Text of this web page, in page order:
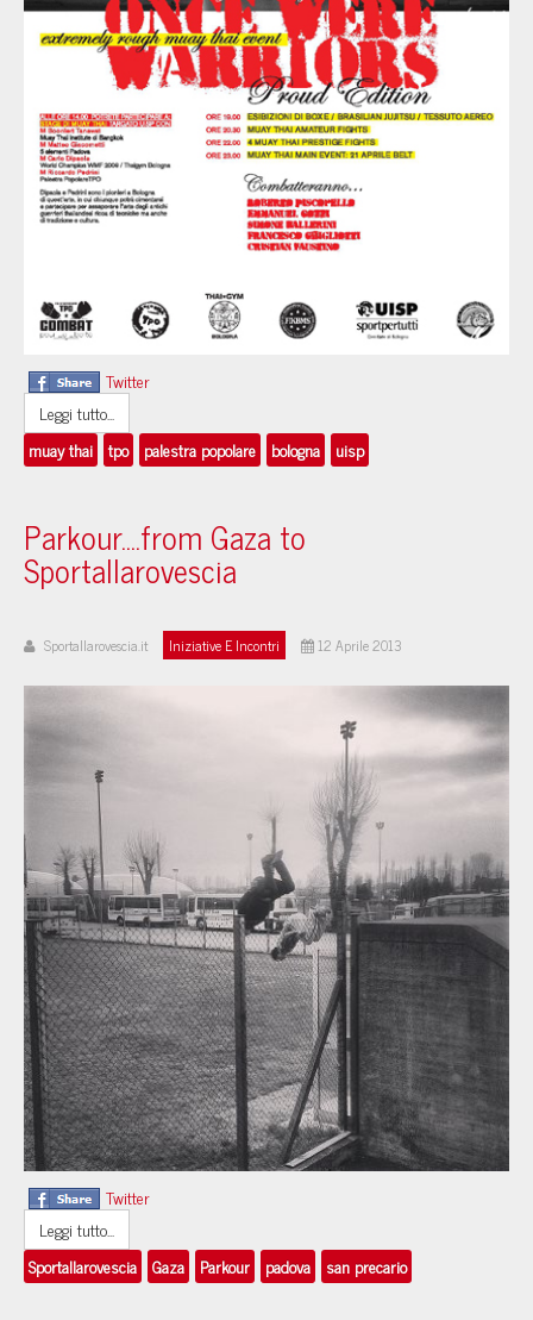
Twitter
Leggi tutto...
muay thai tpo palestra popolare bologna uisp
Parkour....from Gaza to
Sportallarovescia
Sportallarovescia.it Iniziative E Incontri 12 Aprile 2013
Twitter
Leggi tutto...
Sportallarovescia Gaza Parkour padova san precario